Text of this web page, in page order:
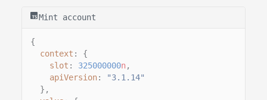
Mint account
{
context : {
slot : 325000000n,
apiVersion:
"3.1.14"
},